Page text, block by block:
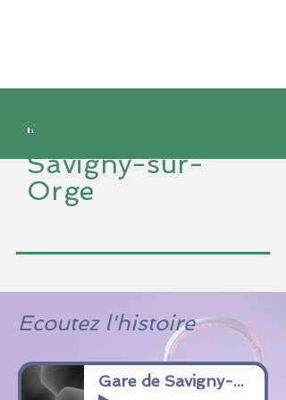
Patrimoine de
Savigny-sur-
Orge
Ecoutez l'histoire
Gare de Savigny-sur-Orge